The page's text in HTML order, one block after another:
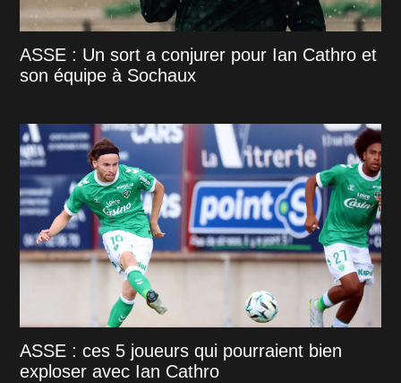
ASSE : Un sort a conjurer pour Ian Cathro et
son équipe à Sochaux
ASSE : ces 5 joueurs qui pourraient bien
exploser avec Ian Cathro